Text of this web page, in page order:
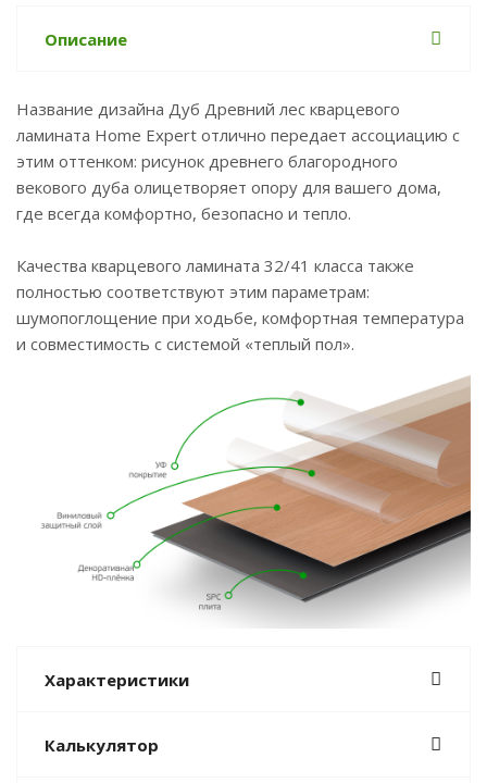
Описание
Название дизайна Дуб Древний лес кварцевого
ламината Home Expert отлично передает ассоциацию с
этим оттенком: рисунок древнего благородного
векового дуба олицетворяет опору для вашего дома,
где всегда комфортно, безопасно и тепло.
Качества кварцевого ламината 32/41 класса также
полностью соответствуют этим параметрам:
шумопоглощение при ходьбе, комфортная температура
и совместимость с системой «теплый пол».
Характеристики
Калькулятор